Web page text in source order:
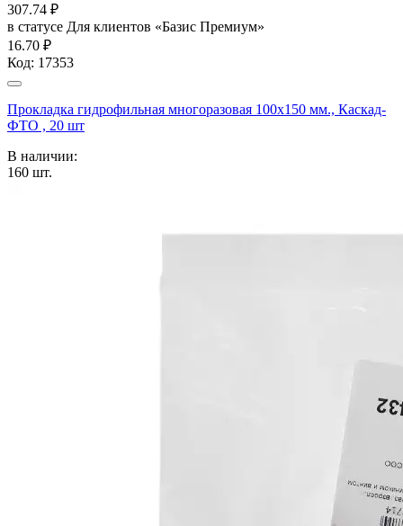
307.74 ₽
в статусе Для клиентов «Базис Премиум»
16.70 ₽
Код: 17353
Прокладка гидрофильная многоразовая 100x150 мм., Каскад-
ФТО , 20 шт
В наличии:
160 шт.